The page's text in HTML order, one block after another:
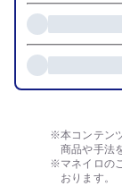
本コンテン
商品や手法
マネイロの
おります。